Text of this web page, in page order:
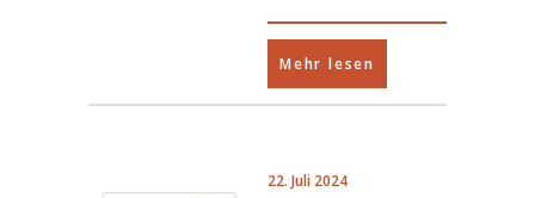
Mehr lesen
22. Juli 2024